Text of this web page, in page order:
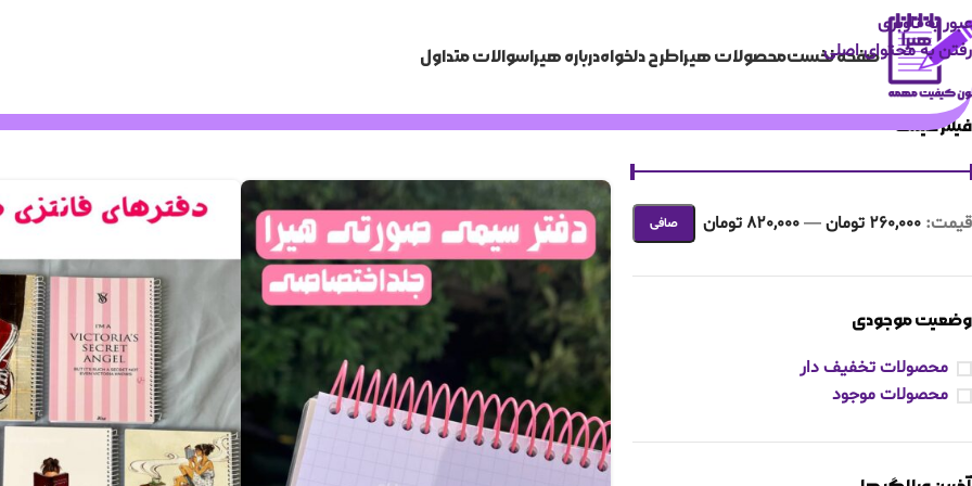
عبور به ناوبری
رفتن به محتوای اصلی
صفحه نخستمحصولات هیراطرح دلخواهدرباره هیراسوالات متداول
فیلتر قیمت
صافی قيمت: 260,000 تومان —820,000 تومان
وضعیت موجودی
محصولات تخفیف دار
محصولات موجود